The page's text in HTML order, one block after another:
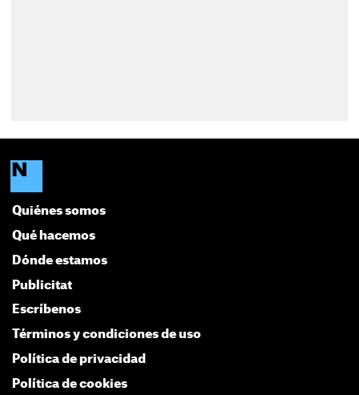
Quiénes somos
Qué hacemos
Dónde estamos
Publicitat
Escríbenos
Términos y condiciones de uso
Política de privacidad
Política de cookies